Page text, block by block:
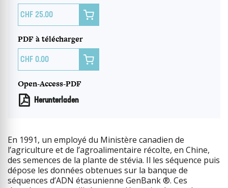
25.00 
PDF à télécharger
0.00 
Open-Access-PDF
Herunterladen
En 1991, un employé du Ministère canadien de
l’agriculture et de l’agroalimentaire récolte, en Chine,
des semences de la plante de stévia. Il les séquence puis
dépose les données obtenues sur la banque de
séquences d’ADN étasunienne GenBank ®. Ces